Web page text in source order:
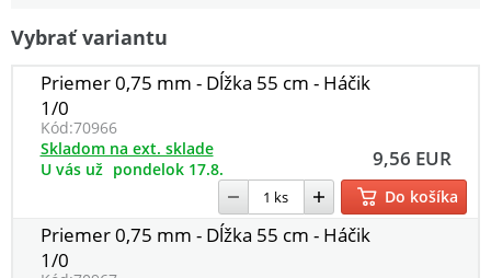
Vybrať variantu
Priemer 0,75 mm - Dĺžka 55 cm - Háčik
1/0
Kód:70966
9,56 EUR
Skladom na ext. sklade
U vás už pondelok 17.8.
Do košíka
Priemer 0,75 mm - Dĺžka 55 cm - Háčik
1/0